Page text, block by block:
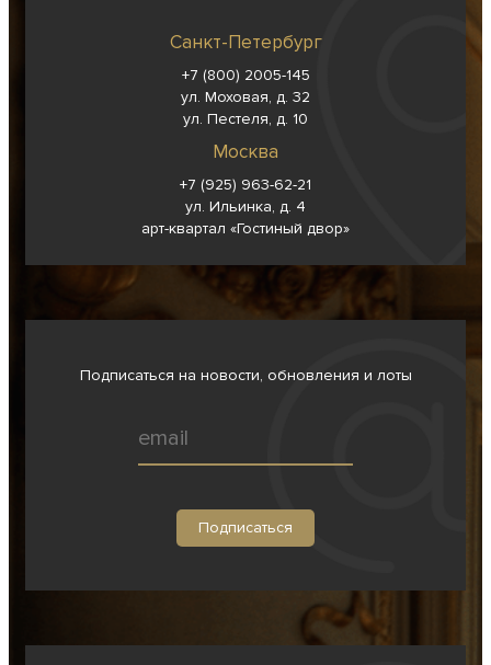
Санкт-Петербург
+7 (800) 2005-145
ул. Моховая, д. 32
ул. Пестеля, д. 10
Москва
+7 (925) 963-62-21
ул. Ильинка, д. 4
арт-квартал «Гостиный двор»
Подписаться на новости, обновления и лоты